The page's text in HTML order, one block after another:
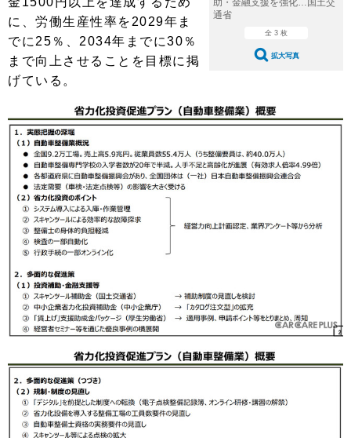
フィルム・ラッピング
ストップ 不具合修理＆粗悪修理
カーメーカー「旧車」関連プロジェ
コラム
ショップ紹介
ショップレポート
レストア
カーメーカー「旧車」関連プロジ
インタビュー
イベント
イベント告知 イベントレポート
助・金融支援を強化…国土交
通省
全 3 枚
拡大写真
に、労働生産性率を2029年ま
でに25％、2034年までに30％
まで向上させることを目標に掲
げている。